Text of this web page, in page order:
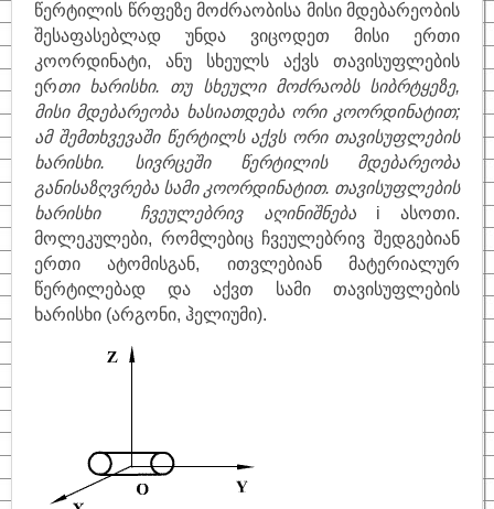
წერტილის წრფეზე მოძრაობისა მისი მდებარეობის
შესაფასებლად უნდა ვიცოდეთ მისი ერთი
კოორდინატი, ანუ სხეულს აქვს თავისუფლების
ერთი ხარისხი. თუ სხეული მოძრაობს სიბრტყეზე,
მისი მდებარეობა ხასიათდება ორი კოორდინატით;
ამ შემთხვევაში წერტილს აქვს ორი თავისუფლების
ხარისხი. სივრცეში წერტილის მდებარეობა
განისაზღვრება სამი კოორდინატით. თავისუფლების
ხარისხი ჩვეულებრივ აღინიშნება i ასოთი.
მოლეკულები, რომლებიც ჩვეულებრივ შედგებიან
ერთი ატომისგან, ითვლებიან მატერიალურ
წერტილებად და აქვთ სამი თავისუფლების
ხარისხი (არგონი, ჰელიუმი).